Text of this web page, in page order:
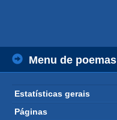
Menu de poemas
Estatísticas gerais
Páginas